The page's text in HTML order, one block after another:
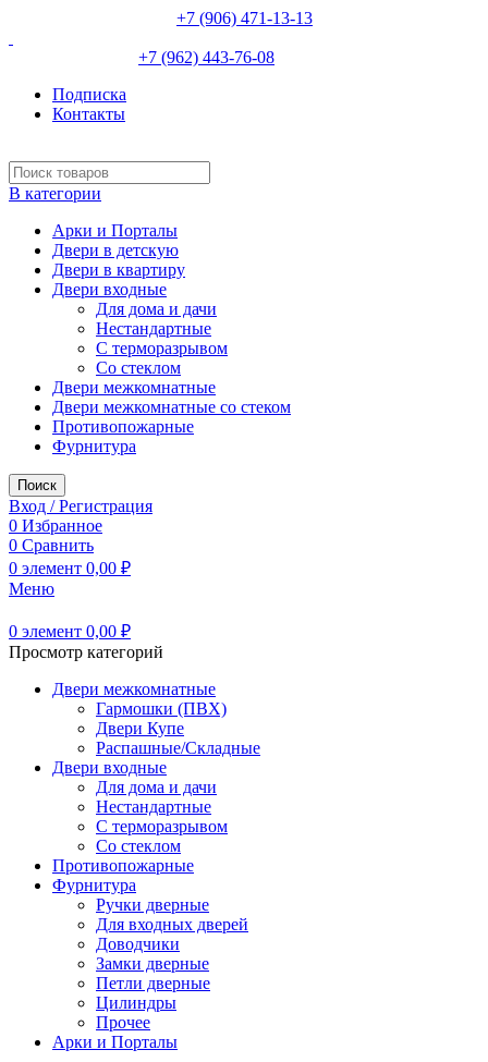
+7 (906) 471-13-13
+7 (962) 443-76-08
Подписка
Контакты
В категории
Арки и Порталы
Двери в детскую
Двери в квартиру
Двери входные
Для дома и дачи
Нестандартные
С терморазрывом
Со стеклом
Двери межкомнатные
Двери межкомнатные со стеком
Противопожарные
Фурнитура
Поиск
Вход / Регистрация
0 Избранное
0 Сравнить
0 элемент 0,00 ₽
Меню
0 элемент 0,00 ₽
Просмотр категорий
Двери межкомнатные
Гармошки (ПВХ)
Двери Купе
Распашные/Складные
Двери входные
Для дома и дачи
Нестандартные
С терморазрывом
Со стеклом
Противопожарные
Фурнитура
Ручки дверные
Для входных дверей
Доводчики
Замки дверные
Петли дверные
Цилиндры
Прочее
Арки и Порталы